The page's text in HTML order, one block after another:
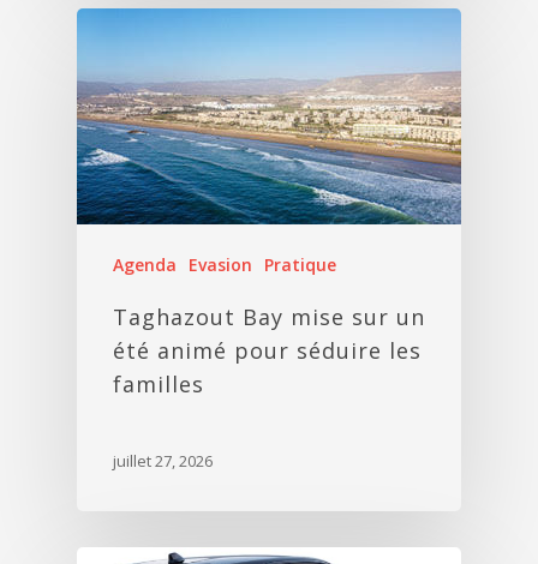
Agenda Evasion Pratique
Taghazout Bay mise sur un
été animé pour séduire les
familles
juillet 27, 2026